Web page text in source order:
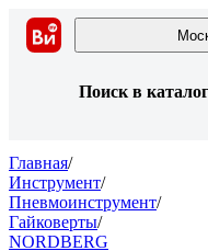
Поиск в
Главная/
Инструмент/
Пневмоинструмент/
Гайковерты/
NORDBERG